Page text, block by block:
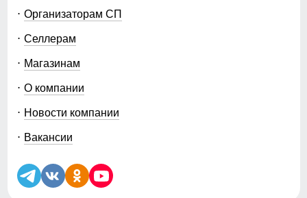
Организаторам СП
Селлерам
Магазинам
О компании
Новости компании
Вакансии